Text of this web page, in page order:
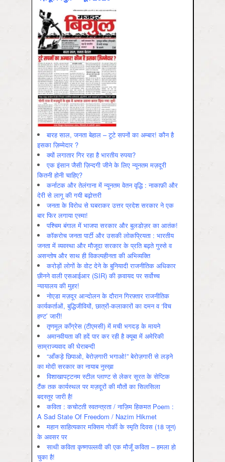
बारह साल, जनता बेहाल – टूटे सपनों का अम्बार! कौन है
इसका ज़िम्मेदार ?
क्यों लगातार गिर रहा है भारतीय रुपया?
एक इंसान जैसी ज़िन्दगी जीने के लिए न्यूनतम मज़दूरी
कितनी होनी चाहिए?
कर्नाटक और तेलंगाना में न्यूनतम वेतन वृद्धि : नाकाफ़ी और
देरी से लागू की गयी बढ़ोत्तरी
जनता के विरोध से घबराकर उत्तर प्रदेश सरकार ने एक
बार फिर लगाया एस्मा!
पश्चिम बंगाल में भाजपा सरकार और बुलडोज़र का आतंक!
कॉकरोच जनता पार्टी और उसकी लोकप्रियता : भारतीय
जनता में व्‍यवस्‍था और मौजूदा सरकार के प्रति बढ़ते गुस्‍से व
असन्‍तोष और साथ ही विकल्‍पहीनता की अभिव्‍यक्ति
करोड़ों लोगों के वोट देने के बुनियादी राजनीतिक अधिकार
छीनने वाली एसआईआर (SIR) की क़वायद पर सर्वोच्च
न्यायालय की मुहर!
नोएडा मज़दूर आन्दोलन के दौरान गिरफ़्तार राजनीतिक
कार्यकर्ताओं, बुद्धिजीवियों, छात्रों-कलाकारों का दमन व ‘विच
हण्ट’ जारी!
तृणमूल काँग्रेस (टीएमसी) में मची भगदड़ के मायने
अमानवीयता की हदें पार कर रही है क्यूबा में अमेरिकी
साम्राज्यवाद की घेराबन्दी
“आँकड़े छिपाओ, बेरोज़गारी भगाओ!” बेरोज़गारी से लड़ने
का मोदी सरकार का नायाब नुस्ख़ा
विशाखापट्टनम स्टील प्लाण्ट से लेकर सूरत के सेप्टिक
टैंक तक कार्यस्थल पर मज़दूरों की मौतों का सिलसिला
बदस्तूर जारी है!
कविता : कचोटती स्वतन्त्रता / नाज़िम हिकमत Poem :
A Sad State Of Freedom / Nazim Hikmet
महान साहित्यकार मक्सिम गोर्की के स्मृति दिवस (18 जून)
के अवसर पर
साथी कविता कृष्णपल्लवी की एक मौजूँ कविता – हमला हो
चुका है!